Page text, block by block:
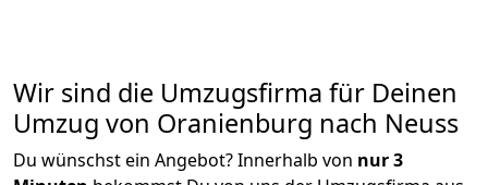
Wir sind die Umzugsfirma für Deinen
Umzug von Oranienburg nach Neuss
Du wünschst ein Angebot? Innerhalb von nur 3